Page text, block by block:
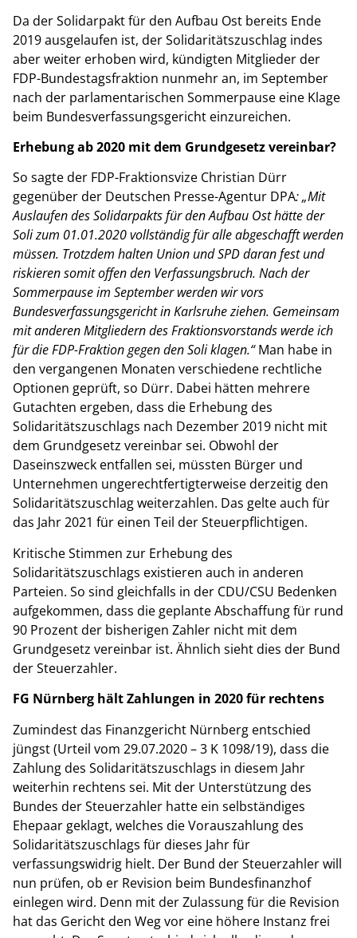
Da der Solidarpakt für den Aufbau Ost bereits Ende
2019 ausgelaufen ist, der Solidaritätszuschlag indes
aber weiter erhoben wird, kündigten Mitglieder der
FDP-Bundestagsfraktion nunmehr an, im September
nach der parlamentarischen Sommerpause eine Klage
beim Bundesverfassungsgericht einzureichen.
Erhebung ab 2020 mit dem Grundgesetz vereinbar?
So sagte der FDP-Fraktionsvize Christian Dürr
gegenüber der Deutschen Presse-Agentur DPA: „Mit
Auslaufen des Solidarpakts für den Aufbau Ost hätte der
Soli zum 01.01.2020 vollständig für alle abgeschafft werden
müssen. Trotzdem halten Union und SPD daran fest und
riskieren somit offen den Verfassungsbruch. Nach der
Sommerpause im September werden wir vors
Bundesverfassungsgericht in Karlsruhe ziehen. Gemeinsam
mit anderen Mitgliedern des Fraktionsvorstands werde ich
für die FDP-Fraktion gegen den Soli klagen.“Man habe in
den vergangenen Monaten verschiedene rechtliche
Optionen geprüft, so Dürr. Dabei hätten mehrere
Gutachten ergeben, dass die Erhebung des
Solidaritätszuschlags nach Dezember 2019 nicht mit
dem Grundgesetz vereinbar sei. Obwohl der
Daseinszweck entfallen sei, müssten Bürger und
Unternehmen ungerechtfertigterweise derzeitig den
Solidaritätszuschlag weiterzahlen. Das gelte auch für
das Jahr 2021 für einen Teil der Steuerpflichtigen.
Kritische Stimmen zur Erhebung des
Solidaritätszuschlags existieren auch in anderen
Parteien. So sind gleichfalls in der CDU/CSU Bedenken
aufgekommen, dass die geplante Abschaffung für rund
90 Prozent der bisherigen Zahler nicht mit dem
Grundgesetz vereinbar ist. Ähnlich sieht dies der Bund
der Steuerzahler.
FG Nürnberg hält Zahlungen in 2020 für rechtens
Zumindest das Finanzgericht Nürnberg entschied
jüngst (Urteil vom 29.07.2020 – 3 K 1098/19), dass die
Zahlung des Solidaritätszuschlags in diesem Jahr
weiterhin rechtens sei. Mit der Unterstützung des
Bundes der Steuerzahler hatte ein selbständiges
Ehepaar geklagt, welches die Vorauszahlung des
Solidaritätszuschlags für dieses Jahr für
verfassungswidrig hielt. Der Bund der Steuerzahler will
nun prüfen, ob er Revision beim Bundesfinanzhof
einlegen wird. Denn mit der Zulassung für die Revision
hat das Gericht den Weg vor eine höhere Instanz frei